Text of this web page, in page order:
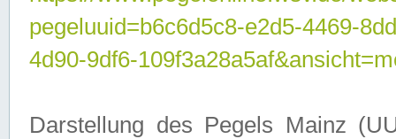
pegeluuid=b6c6d5c8-e2d5-4469-
4d90-9df6-
Darstellung des Pegels Mainz